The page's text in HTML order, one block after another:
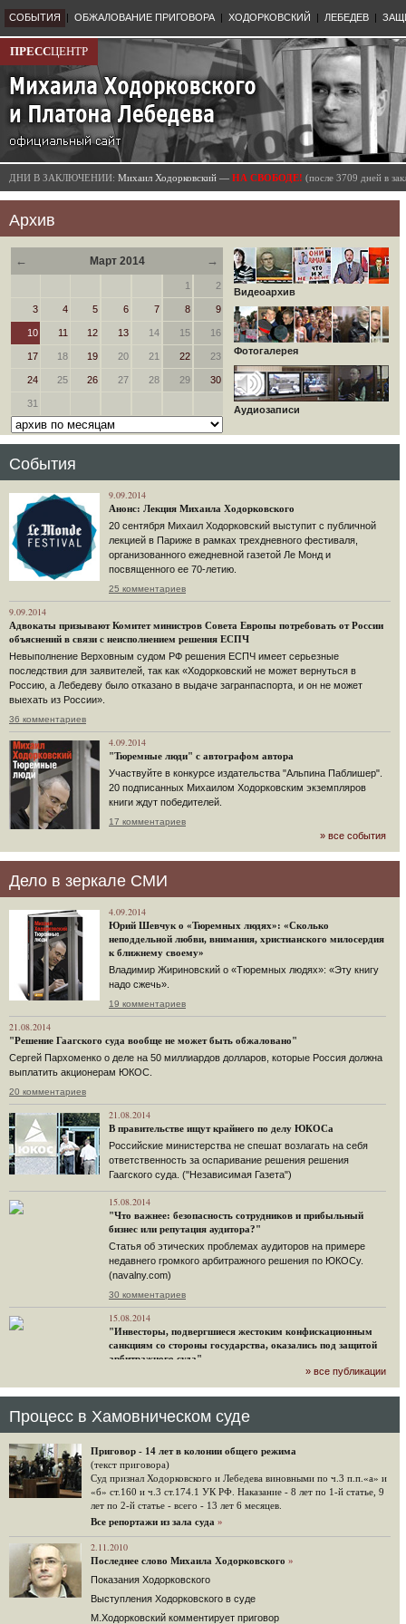
СОБЫТИЯ | ОБЖАЛОВАНИЕ ПРИГОВОРА | ХОДОРКОВСКИЙ | ЛЕБЕДЕВ |
ПРЕССЦЕНТР
ДНИ В ЗАКЛЮЧЕНИИ: Михаил Ходорковский — НА СВОБОДЕ! (после 3709 дней в
Архив
← Март 2014 →
1 2
3 4 5 6 7 8 9
10 11 12 13 14 15 16
17 18 19 20 21 22 23
24 25 26 27 28 29 30
31
Видеоархив
Фотогалерея
Аудиозаписи
События
9.09.2014
Анонс: Лекция Михаила Ходорковского
20 сентября Михаил Ходорковский выступит с публичной
лекцией в Париже в рамках трехдневного фестиваля,
организованного ежедневной газетой Ле Монд и
посвященного ее 70-летию.
25 комментариев
9.09.2014
Адвокаты призывают Комитет министров Совета Европы потребовать от России
объяснений в связи с неисполнением решения ЕСПЧ
Невыполнение Верховным судом РФ решения ЕСПЧ имеет серьезные
последствия для заявителей, так как «Ходорковский не может вернуться в
Россию, а Лебедеву было отказано в выдаче загранпаспорта, и он не может
выехать из России».
36 комментариев
4.09.2014
"Тюремные люди" с автографом автора
Участвуйте в конкурсе издательства "Альпина Паблишер".
20 подписанных Михаилом Ходорковским экземпляров
книги ждут победителей.
17 комментариев
» все события
Дело в зеркале СМИ
4.09.2014
Юрий Шевчук о «Тюремных людях»: «Сколько
неподдельной любви, внимания, христианского милосердия
к ближнему своему»
Владимир Жириновский о «Тюремных людях»: «Эту книгу
надо сжечь».
19 комментариев
21.08.2014
"Решение Гаагского суда вообще не может быть обжаловано"
Сергей Пархоменко о деле на 50 миллиардов долларов, которые Россия должна
выплатить акционерам ЮКОС.
20 комментариев
21.08.2014
В правительстве ищут крайнего по делу ЮКОСа
Российские министерства не спешат возлагать на себя
ответственность за оспаривание решения решения
Гаагского суда. ("Независимая Газета")
15.08.2014
"Что важнее: безопасность сотрудников и прибыльный
бизнес или репутация аудитора?"
Статья об этических проблемах аудиторов на примере
недавнего громкого арбитражного решения по ЮКОСу.
(navalny.com)
30 комментариев
15.08.2014
"Инвесторы, подвергшиеся жестоким конфискационным
санкциям со стороны государства, оказались под защитой
арбитражного суда"
Швейцарская газета "Neue Zuercher Zeitung" о гаагском
судебном решении.
14.08.2014
Не исключил
Владимир Путин допускает, что Россия может выйти из-под юрисдикции ЕСПЧ.
88 комментариев
14.08.2014
Нарулил
Игорь Сечин просит о помощи. Ссылаясь на санкции,
глава «Роснефти» хочет выбить из фонда национального
благосостояния 1,5 трлн рублей («Ведомости» и «Дождь»).
32 комментария
» все публикации
Процесс в Хамовническом суде
Приговор - 14 лет в колонии общего режима
(текст приговора)
Суд признал Ходорковского и Лебедева виновными по ч.3 п.п.«а» и
«б» ст.160 и ч.3 ст.174.1 УК РФ. Наказание - 8 лет по 1-й статье, 9
лет по 2-й статье - всего - 13 лет 6 месяцев.
Все репортажи из зала суда »
2.11.2010
Последнее слово Михаила Ходорковского »
Показания Ходорковского
Выступления Ходорковского в суде
М.Ходорковский комментирует приговор